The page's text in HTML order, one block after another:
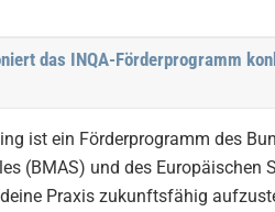
das INQA-Förderprogramm
ist ein Förderprogramm des
(BMAS) und des Europäischen
Praxis zukunftsfähig